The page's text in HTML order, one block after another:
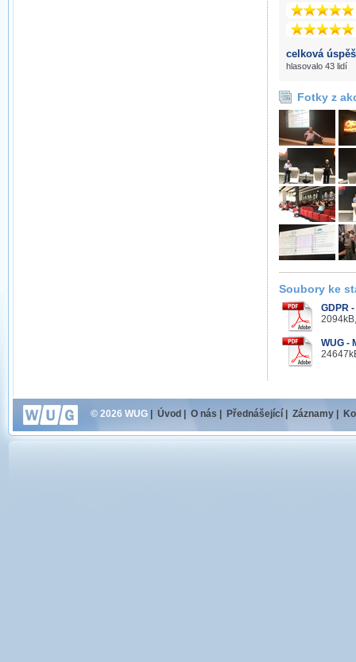
celková
hlasovalo 43 lidí
Fotky z
Soubory ke
GDPR
WUG -
© 2026 WUG Úvod O nás Přednášející Záznamy